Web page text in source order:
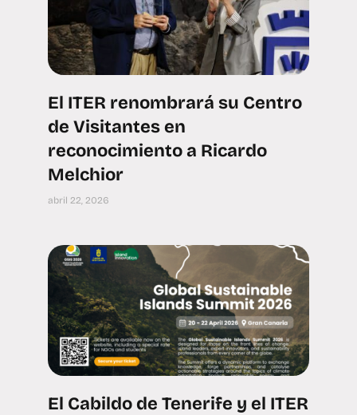
El ITER renombrará su Centro
de Visitantes en
reconocimiento a Ricardo
Melchior
abril 22, 2026
El Cabildo de Tenerife y el ITER